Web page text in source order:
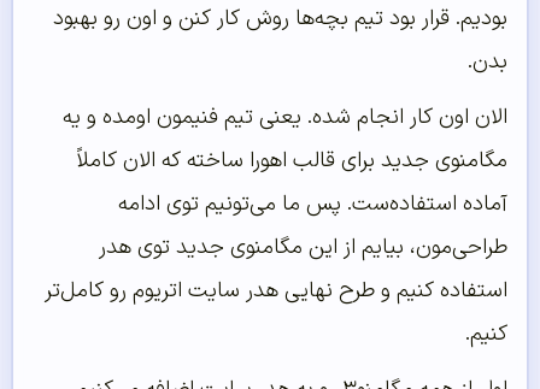
بودیم. قرار بود تیم بچه‌ها روش کار کنن و اون رو بهبود
بدن.
الان اون کار انجام شده. یعنی تیم فنیمون اومده و یه
مگامنوی جدید برای قالب اهورا ساخته که الان کاملاً
آماده استفاده‌ست. پس ما می‌تونیم توی ادامه
طراحی‌مون، بیایم از این مگامنوی جدید توی هدر
استفاده کنیم و طرح نهایی هدر سایت اتریوم رو کامل‌تر
کنیم.